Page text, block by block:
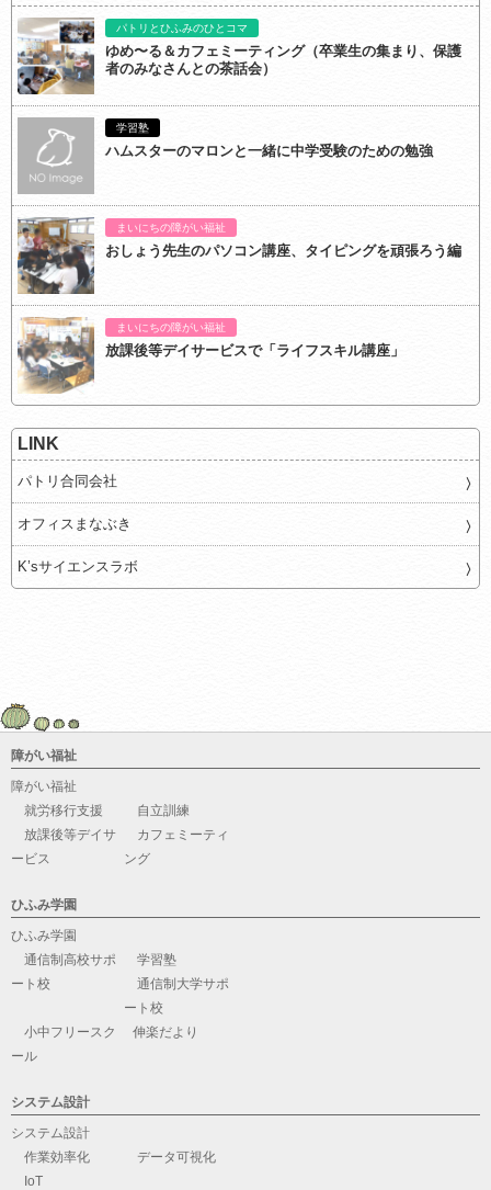
パトリとひふみのひとコマ
ゆめ〜る＆カフェミーティング（卒業生の集まり、保護
者のみなさんとの茶話会）
学習塾
ハムスターのマロンと一緒に中学受験のための勉強
まいにちの障がい福祉
おしょう先生のパソコン講座、タイピングを頑張ろう編
まいにちの障がい福祉
放課後等デイサービスで「ライフスキル講座」
LINK
パトリ合同会社
オフィスまなぶき
K’sサイエンスラボ
障がい福祉
障がい福祉
就労移行支援
自立訓練
放課後等デイサ
ービス
カフェミーティ
ング
ひふみ学園
ひふみ学園
通信制高校サポ
ート校
学習塾
通信制大学サポ
ート校
小中フリースク
ール
伸楽だより
システム設計
システム設計
作業効率化
データ可視化
IoT